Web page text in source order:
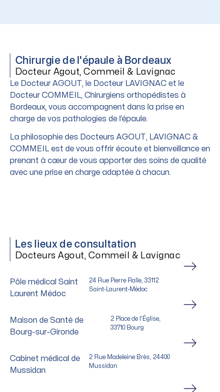
Chirurgie de l'épaule à Bordeaux
Docteur Agout, Commeil & Lavignac
Le Docteur AGOUT, le Docteur LAVIGNAC et le
Docteur COMMEIL, Chirurgiens orthopédistes à
Bordeaux, vous accompagnent dans la prise en
charge de vos pathologies de l’épaule.
La philosophie des Docteurs AGOUT, LAVIGNAC &
COMMEIL est de vous offrir écoute et bienveillance en
prenant à cœur de vous apporter des soins de qualité
avec une prise en charge adaptée à chacun.
Les lieux de consultation
Docteurs Agout, Commeil & Lavignac
Pôle médical Saint
Laurent Médoc
24 Rue Pierre Ralle, 33112
Saint-Laurent-Médoc
Maison de Santé de
Bourg-sur-Gironde
2 Place de l’Église,
33710 Bourg
Cabinet médical de
Mussidan
2 Rue Madeleine Brès, 24400
Mussidan